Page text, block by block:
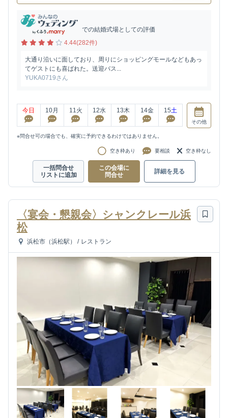
での結婚式場としての評価
4.44(282件)
大通り沿いに面しており、周りにショッピングモールなどもあっ
てゲストにも喜ばれた。送迎バス...
YUKA0719さん
今日 10月 11火 12水 13木 14金 15土
その他
※問合せ可の場合でも、確実に予約できるわけではありません。
空き枠あり 要相談 空き枠なし
一括問合せ
リストに追加
この会場に
問合せ
詳細を見る
〈宴会・懇親会〉シャンクレール浜
松
浜松市（浜松駅） / レストラン